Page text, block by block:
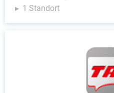
1 Standort